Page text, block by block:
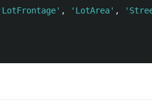
LotFrontage' , ' LotArea' , '